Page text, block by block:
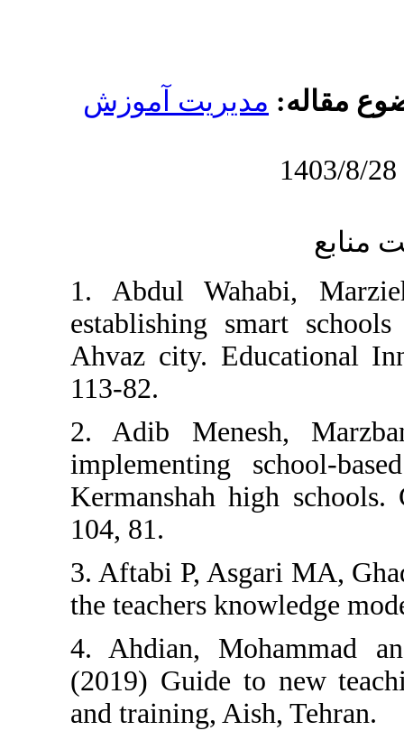
آموزش
1. Abdul
establishing
Ahvaz city.
2. Adib
implementing
Kermanshah
3. Aftabi P,
the teachers
4. Ahdian,
(2019) Guide
and training,